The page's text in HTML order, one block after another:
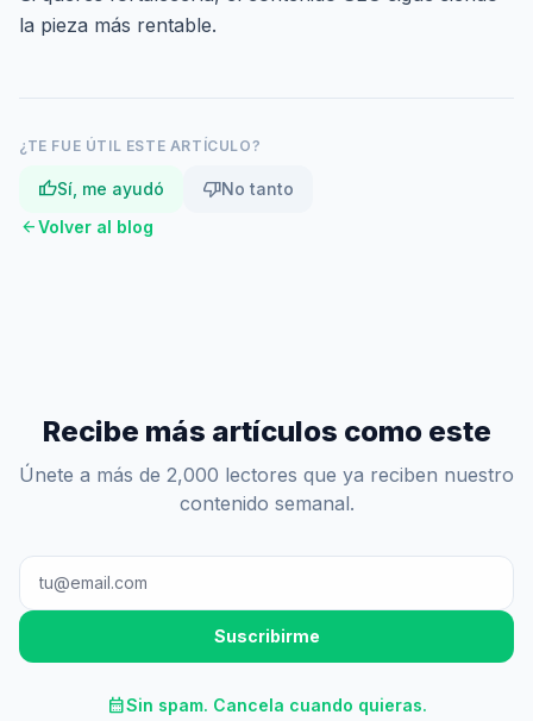
la pieza más rentable.
¿TE FUE ÚTIL ESTE ARTÍCULO?
thumb_upSí, me ayudó thumb_downNo tanto
arrow_backVolver al blog
Recibe más artículos como este
Únete a más de 2,000 lectores que ya reciben nuestro
contenido semanal.
Suscribirme
calendar_monthSin spam. Cancela cuando quieras.